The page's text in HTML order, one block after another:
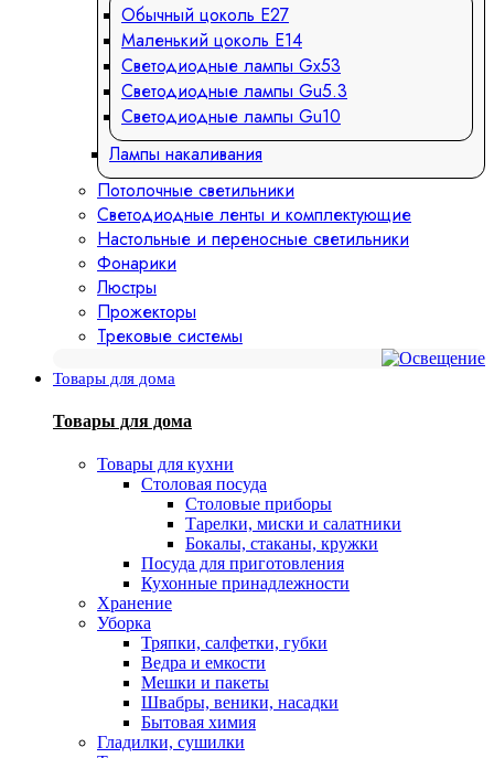
Обычный цоколь Е27
Маленький цоколь Е14
Светодиодные лампы Gx53
Светодиодные лампы Gu5.3
Светодиодные лампы Gu10
Лампы накаливания
Потолочные светильники
Светодиодные ленты и комплектующие
Настольные и переносные светильники
Фонарики
Люстры
Прожекторы
Трековые системы
Товары для дома
Товары для дома
Товары для кухни
Столовая посуда
Столовые приборы
Тарелки, миски и салатники
Бокалы, стаканы, кружки
Посуда для приготовления
Кухонные принадлежности
Хранение
Уборка
Тряпки, салфетки, губки
Ведра и емкости
Мешки и пакеты
Швабры, веники, насадки
Бытовая химия
Гладилки, сушилки